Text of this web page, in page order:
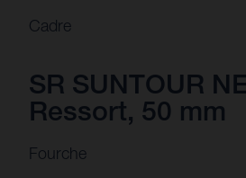
Cadre
SR SUNTOUR
Ressort, 50 mm
Fourche